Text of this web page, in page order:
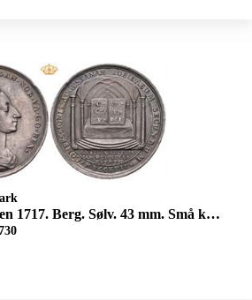
Sølv. 43 mm. Små kantskader/minor edge nicks